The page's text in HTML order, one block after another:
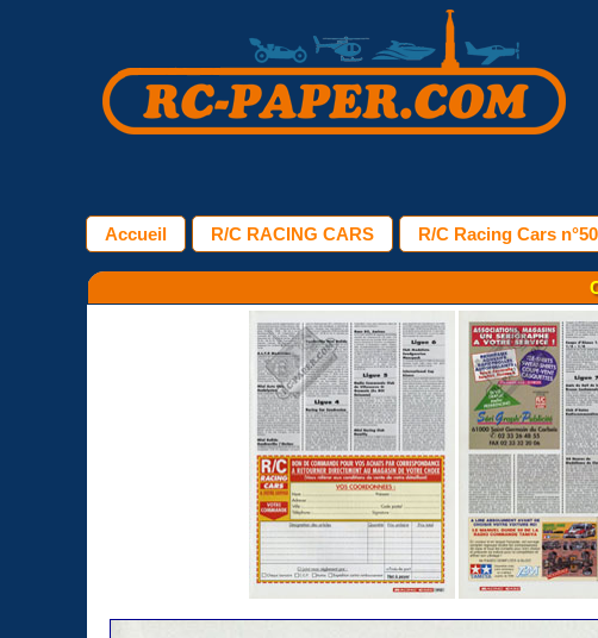
Accueil R/C RACING CARS R/C Racing Cars